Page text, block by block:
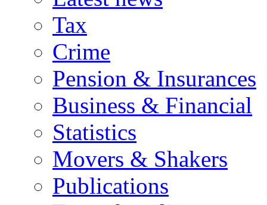
Tax
Crime
Pension & Insurances
Business & Financial
Statistics
Movers & Shakers
Publications